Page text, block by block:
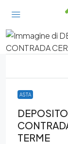
ASTA
TERME